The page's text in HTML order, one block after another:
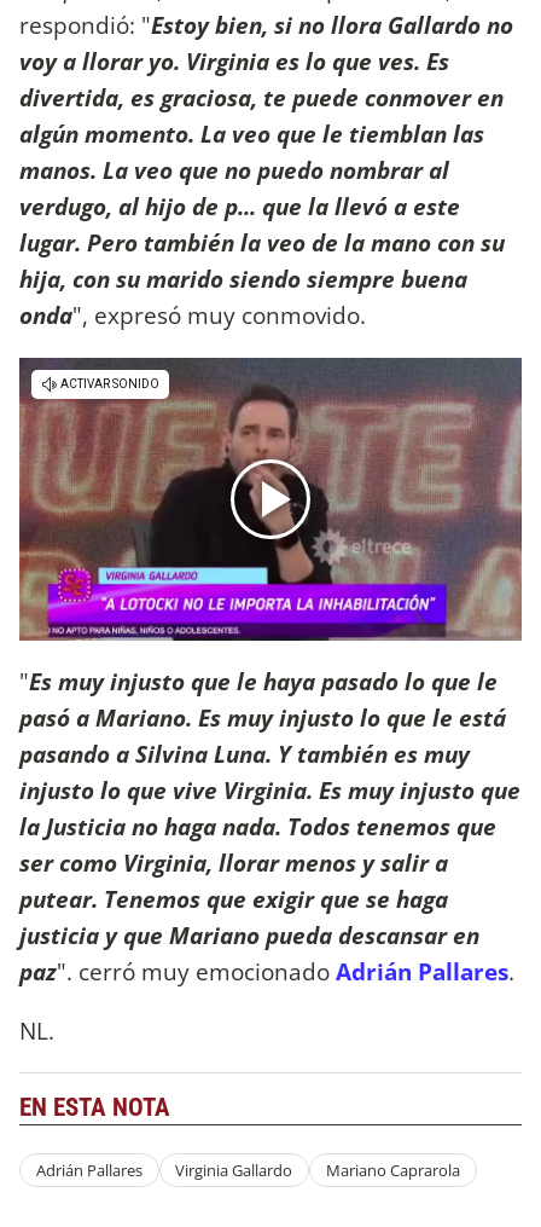
respondió: "Estoy bien, si no llora Gallardo no
voy a llorar yo. Virginia es lo que ves. Es
divertida, es graciosa, te puede conmover en
algún momento. La veo que le tiemblan las
manos. La veo que no puedo nombrar al
verdugo, al hijo de p... que la llevó a este
lugar. Pero también la veo de la mano con su
hija, con su marido siendo siempre buena
onda", expresó muy conmovido.
"Es muy injusto que le haya pasado lo que le
pasó a Mariano. Es muy injusto lo que le está
pasando a Silvina Luna. Y también es muy
injusto lo que vive Virginia. Es muy injusto que
la Justicia no haga nada. Todos tenemos que
ser como Virginia, llorar menos y salir a
putear. Tenemos que exigir que se haga
justicia y que Mariano pueda descansar en
paz". cerró muy emocionadoAdrián Pallares.
NL.
EN ESTA NOTA
Adrián Pallares Virginia Gallardo Mariano Caprarola